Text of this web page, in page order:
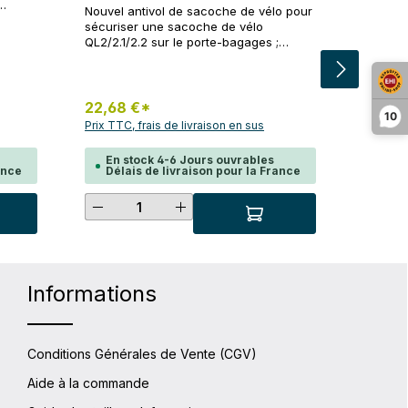
10
augmenter ou diminuer la
ou utilisez les boutons pour
: Entrez la quantité souhaitée ou
Nouvel antivol de sacoche de vélo pour
sécuriser une sacoche de vélo
QL2/2.1/2.2 sur le porte-bagages ;
jusqu'à 16 mm ; peut également être
utilisé en combinaison avec le
E124/E125 pour empêcher l'accès
rapide au contenu d'une sacoche de
scooter ou pour sécuriser le casque.
Livraison : deux locks avec des
serrures à fermeture identique
22,68 €*
Prix TTC, frais de livraison en sus
En stock 4-6 Jours ouvrables
Délais de livraison pour la France
Quantité de produit : Entrez
Informations
Conditions Générales de Vente (CGV)
Aide à la commande